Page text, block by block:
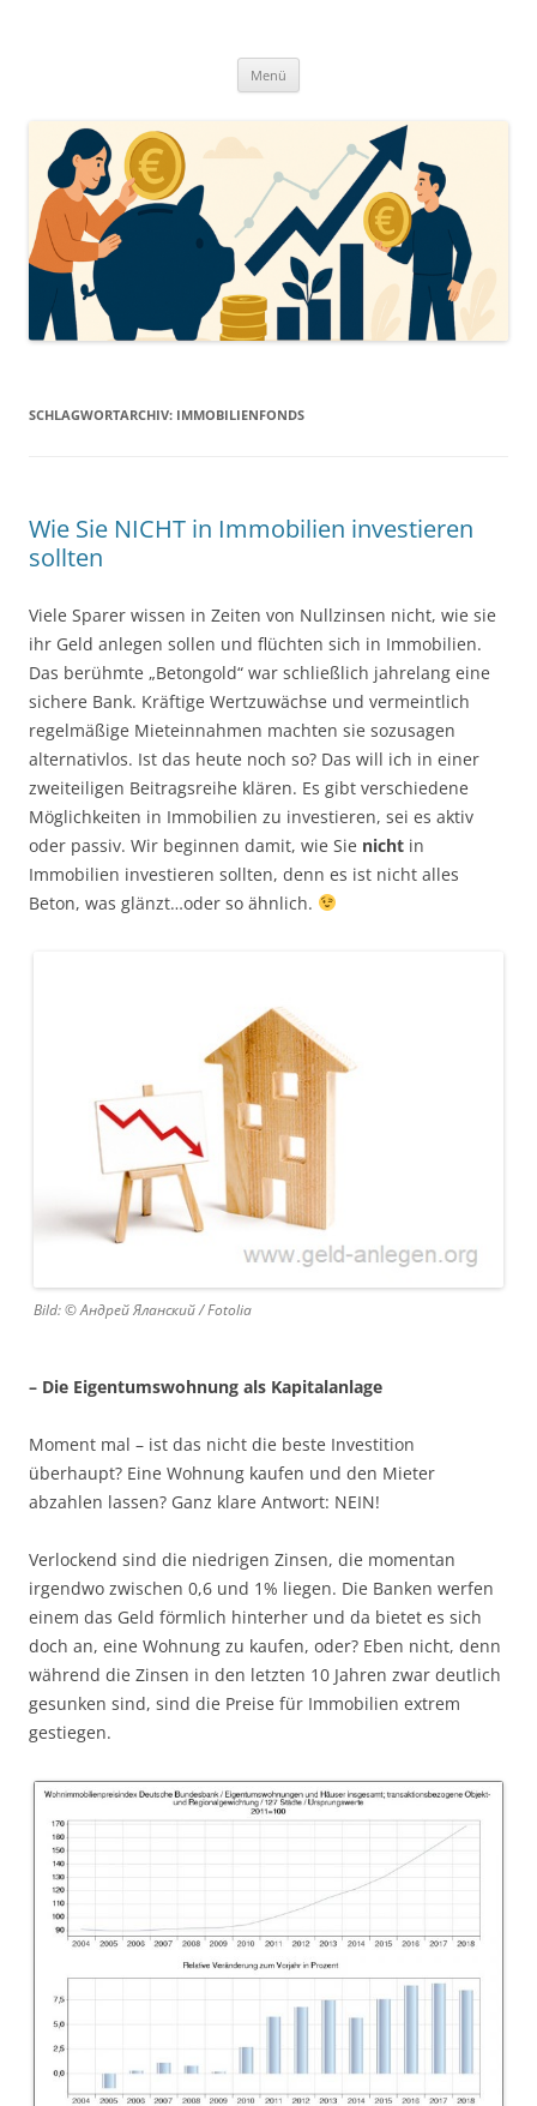
Menü
SCHLAGWORTARCHIV: IMMOBILIENFONDS
Wie Sie NICHT in Immobilien investieren
sollten
Viele Sparer wissen in Zeiten von Nullzinsen nicht, wie sie
ihr Geld anlegen sollen und flüchten sich in Immobilien.
Das berühmte „Betongold“ war schließlich jahrelang eine
sichere Bank. Kräftige Wertzuwächse und vermeintlich
regelmäßige Mieteinnahmen machten sie sozusagen
alternativlos. Ist das heute noch so? Das will ich in einer
zweiteiligen Beitragsreihe klären. Es gibt verschiedene
Möglichkeiten in Immobilien zu investieren, sei es aktiv
oder passiv. Wir beginnen damit, wie Sie nicht in
Immobilien investieren sollten, denn es ist nicht alles
Beton, was glänzt…oder so ähnlich.
Bild: © Андрей Яланский / Fotolia
– Die Eigentumswohnung als Kapitalanlage
Moment mal – ist das nicht die beste Investition
überhaupt? Eine Wohnung kaufen und den Mieter
abzahlen lassen? Ganz klare Antwort: NEIN!
Verlockend sind die niedrigen Zinsen, die momentan
irgendwo zwischen 0,6 und 1% liegen. Die Banken werfen
einem das Geld förmlich hinterher und da bietet es sich
doch an, eine Wohnung zu kaufen, oder? Eben nicht, denn
während die Zinsen in den letzten 10 Jahren zwar deutlich
gesunken sind, sind die Preise für Immobilien extrem
gestiegen.